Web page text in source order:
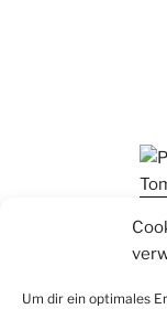
Um dir ein optimales